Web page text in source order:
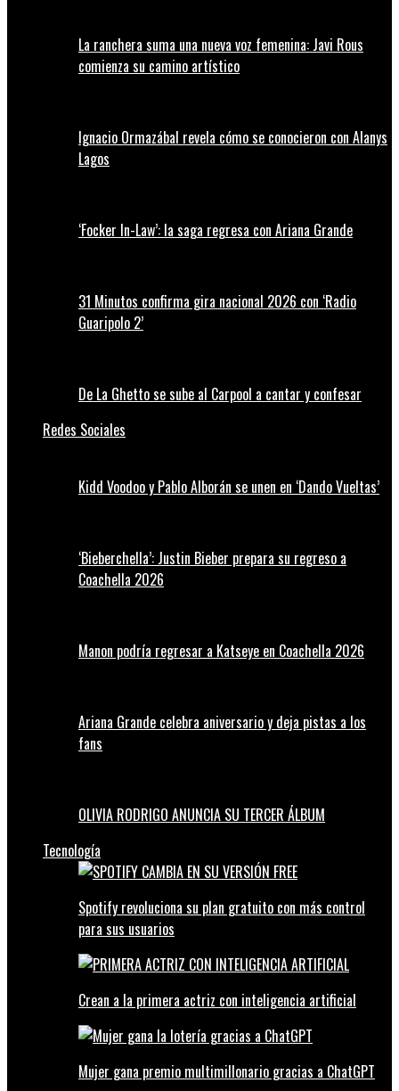
La ranchera suma una nueva voz femenina: Javi Rous
comienza su camino artístico
Ignacio Ormazábal revela cómo se conocieron con Alanys
Lagos
‘Focker In-Law’: la saga regresa con Ariana Grande
31 Minutos confirma gira nacional 2026 con ‘Radio
Guaripolo 2’
De La Ghetto se sube al Carpool a cantar y confesar
Redes Sociales
Kidd Voodoo y Pablo Alborán se unen en ‘Dando Vueltas’
‘Bieberchella’: Justin Bieber prepara su regreso a
Coachella 2026
Manon podría regresar a Katseye en Coachella 2026
Ariana Grande celebra aniversario y deja pistas a los
fans
OLIVIA RODRIGO ANUNCIA SU TERCER ÁLBUM
Tecnología
Spotify revoluciona su plan gratuito con más control
para sus usuarios
Crean a la primera actriz con inteligencia artificial
Mujer gana premio multimillonario gracias a ChatGPT